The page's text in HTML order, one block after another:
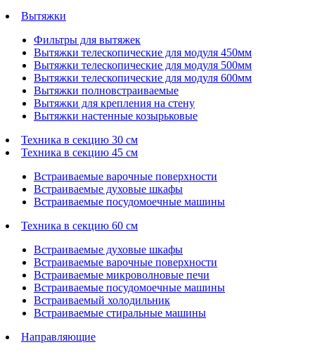
Вытяжки
Фильтры для вытяжек
Вытяжки телескопические для модуля 450мм
Вытяжки телескопические для модуля 500мм
Вытяжки телескопические для модуля 600мм
Вытяжки полновстраиваемые
Вытяжки для крепления на стену
Вытяжки настенные козырьковые
Техника в секцию 30 см
Техника в секцию 45 см
Встраиваемые варочные поверхности
Встраиваемые духовые шкафы
Встраиваемые посудомоечные машины
Техника в секцию 60 см
Встраиваемые духовые шкафы
Встраиваемые варочные поверхности
Встраиваемые микроволновые печи
Встраиваемые посудомоечные машины
Встраиваемый холодильник
Встраиваемые стиральные машины
Направляющие